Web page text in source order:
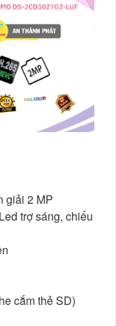
giải 2 MP
trợ sáng, chiếu
cắm thẻ SD)